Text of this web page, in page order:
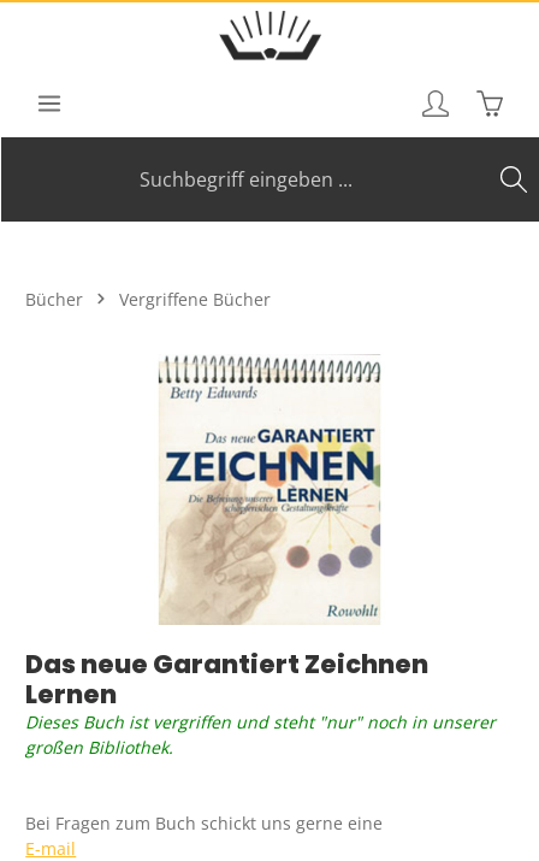
Zum Hauptinhalt springen
Bücher Vergriffene Bücher
Bildergalerie überspringen
Das neue Garantiert Zeichnen
Lernen
Dieses Buch ist vergriffen und steht "nur" noch in unserer
großen Bibliothek.
Bei Fragen zum Buch schickt uns gerne eine
E-mail